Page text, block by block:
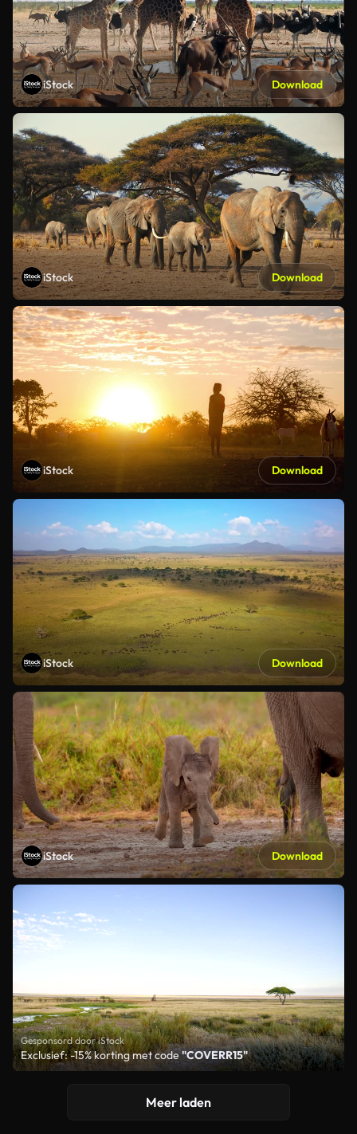
iStock Download
iStock Download
iStock Download
iStock Download
iStock Download
Gesponsord door iStock
Exclusief: -15% korting met code"COVERR15"
Meer laden